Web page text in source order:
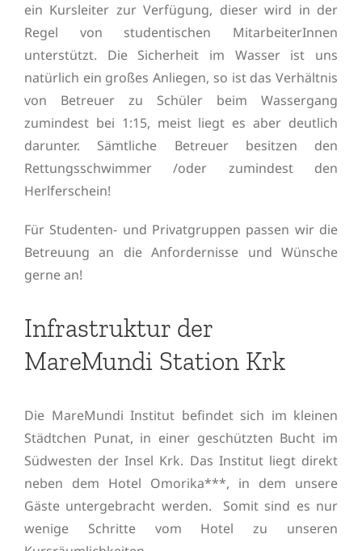
ein Kursleiter zur Verfügung, dieser wird in der
Regel von studentischen MitarbeiterInnen
unterstützt. Die Sicherheit im Wasser ist uns
natürlich ein großes Anliegen, so ist das Verhältnis
von Betreuer zu Schüler beim Wassergang
zumindest bei 1:15, meist liegt es aber deutlich
darunter. Sämtliche Betreuer besitzen den
Rettungsschwimmer /oder zumindest den
Herlferschein!
Für Studenten- und Privatgruppen passen wir die
Betreuung an die Anfordernisse und Wünsche
gerne an!
Infrastruktur der
MareMundi Station Krk
Die MareMundi Institut befindet sich im kleinen
Städtchen Punat, in einer geschützten Bucht im
Südwesten der Insel Krk. Das Institut liegt direkt
neben dem Hotel Omorika***, in dem unsere
Gäste untergebracht werden. Somit sind es nur
wenige Schritte vom Hotel zu unseren